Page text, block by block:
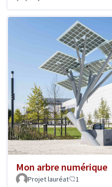
Mon arbre numérique
Projet lauréat 1